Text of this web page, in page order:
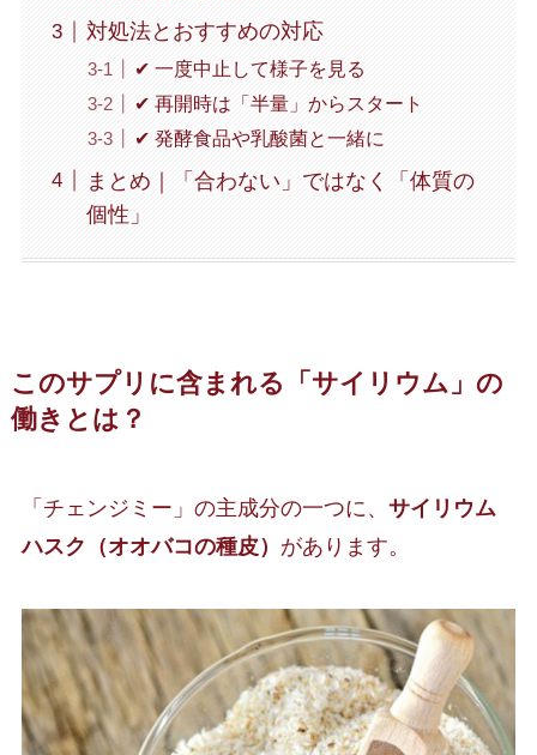
対処法とおすすめの対応
✔ 一度中止して様子を見る
✔ 再開時は「半量」からスタート
✔ 発酵食品や乳酸菌と一緒に
まとめ｜「合わない」ではなく「体質の
個性」
このサプリに含まれる「サイリウム」の
働きとは？
「チェンジミー」の主成分の一つに、 サイリウム
ハスク（オオバコの種皮） があります。